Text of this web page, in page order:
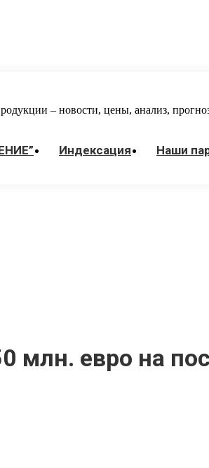
– новости, цены, анализ,
Индекcация Наши
млн. евро на